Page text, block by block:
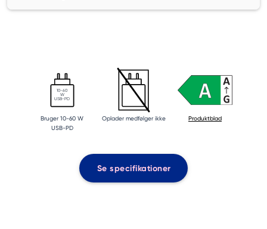
10-60
W
USB-PD
Bruger 10-60 W
USB-PD
Oplader medfølger ikke Produktblad
Se specifikationer